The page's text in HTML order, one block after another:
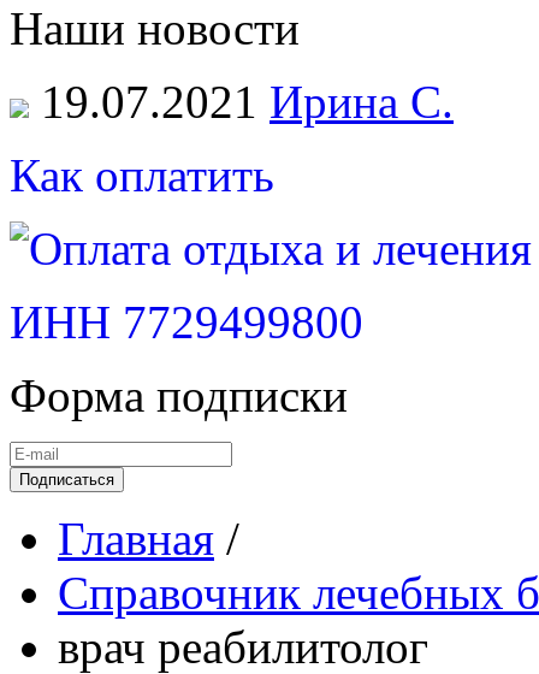
Наши новости
19.07.2021 Ирина С.
Как оплатить
ИНН 7729499800
Форма подписки
Подписаться
Главная /
Справочник лечебных
врач реабилитолог